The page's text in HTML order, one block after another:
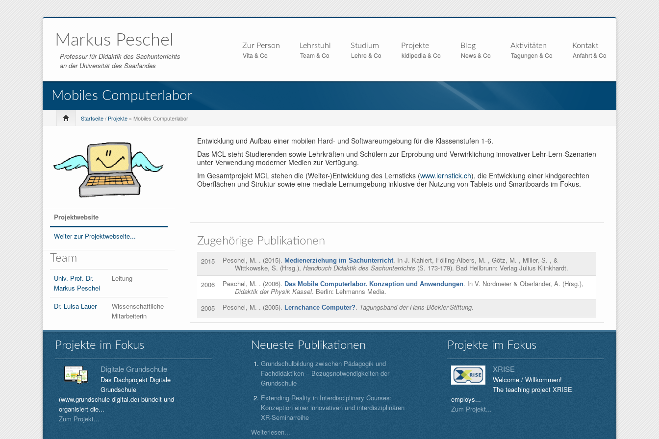
Markus Peschel
Professur für Didaktik des Sachunterrichts
an der Universität des Saarlandes
Zur Person
Vita & Co
Lehrstuhl
Team & Co
Studium
Lehre & Co
Projekte
kidipedia & Co
Blog
News & Co
Aktivitäten
Tagungen & Co
Kontakt
Anfahrt & Co
Mobiles Computerlabor
Startseite/ Projekte » Mobiles Computerlabor
Projektwebsite
Weiter zur Projektwebseite...
Team
Univ.-Prof. Dr.
Markus Peschel
Leitung
Dr. Luisa Lauer
Wissenschaftliche
Mitarbeiterin
Entwicklung und Aufbau einer mobilen Hard- und Softwareumgebung für die Klassenstufen 1-6.
Das MCL steht Studierenden sowie Lehrkräften und Schülern zur Erprobung und Verwirklichung innovativer Lehr-Lern-Szenarien
unter Verwendung moderner Medien zur Verfügung.
Im Gesamtprojekt MCL stehen die (Weiter-)Entwicklung des Lernsticks (www.lernstick.ch), die Entwicklung einer kindgerechten
Oberflächen und Struktur sowie eine mediale Lernumgebung inklusive der Nutzung von Tablets und Smartboards im Fokus.
Zugehörige Publikationen
2015 Peschel, M. . (2015). Medienerziehung im Sachunterricht. In J. Kahlert, Fölling-Albers, M. , Götz, M. , Miller, S. , &
Wittkowske, S. (Hrsg.), Handbuch Didaktik des Sachunterrichts (S. 173-179). Bad Heilbrunn: Verlag Julius Klinkhardt.
2006
Peschel, M. . (2006). Das Mobile Computerlabor. Konzeption und Anwendungen. In V. Nordmeier & Oberländer, A. (Hrsg.),
Didaktik der Physik Kassel. Berlin: Lehmanns Media.
2005
Peschel, M. . (2005). Lernchance Computer?. Tagungsband der Hans-Böckler-Stiftung.
Projekte im Fokus
Digitale Grundschule
Das Dachprojekt Digitale
Grundschule
(www.grundschule-digital.de) bündelt und
organisiert die...
Zum Projekt...
Neueste Publikationen
Grundschulbildung zwischen Pädagogik und
Fachdidaktiken – Bezugsnotwendigkeiten der
Grundschule
Extending Reality in Interdisciplinary Courses:
Konzeption einer innovativen und interdisziplinären
XR-Seminarreihe
Weiterlesen...
Projekte im Fokus
XRISE
Welcome / Willkommen!
The teaching project XRISE
employs...
Zum Projekt...